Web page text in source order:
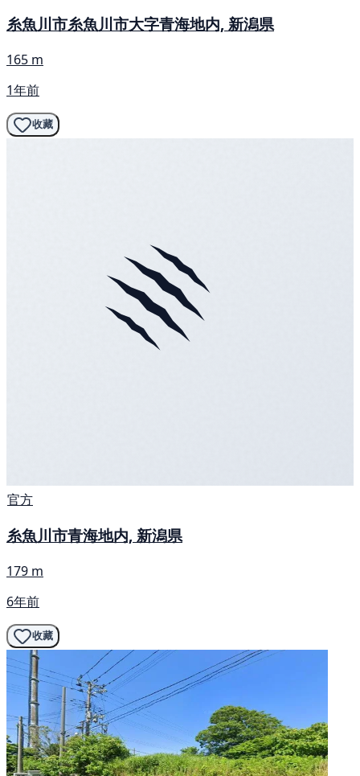
糸魚川市糸魚川市大字青海地内, 新潟県
165 m
1年前
收藏
官方
糸魚川市青海地内, 新潟県
179 m
6年前
收藏